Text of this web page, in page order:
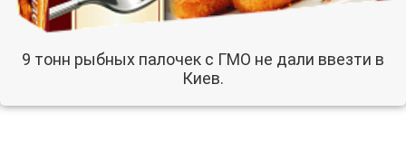
9 тонн рыбных палочек с ГМО не дали ввезти в
Киев.